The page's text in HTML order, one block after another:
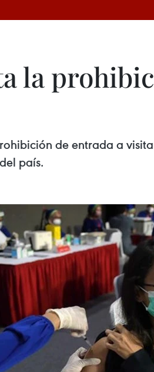
la
de entrada a
país.